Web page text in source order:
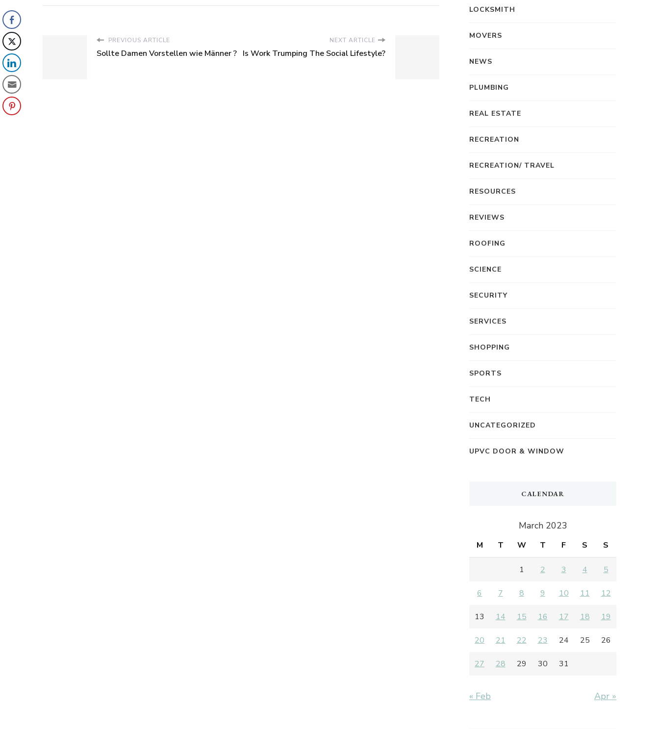
PREVIOUS ARTICLE
Sollte Damen Vorstellen wie Männer ?
NEXT ARTICLE
Is Work Trumping The Social Lifestyle?
LOCKSMITH
MOVERS
NEWS
PLUMBING
REAL ESTATE
RECREATION
RECREATION/ TRAVEL
RESOURCES
REVIEWS
ROOFING
SCIENCE
SECURITY
SERVICES
SHOPPING
SPORTS
TECH
UNCATEGORIZED
UPVC DOOR & WINDOW
CALENDAR
March 2023
M T W T F S S
1 2 3 4 5
6 7 8 9 10 11 12
13 14 15 16 17 18 19
20 21 22 23 24 25 26
27 28 29 30 31
« Feb Apr »